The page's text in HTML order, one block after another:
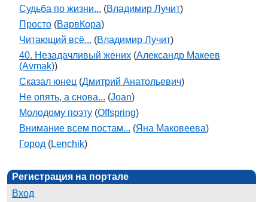
Судьба по жизни... (Владимир Лучит)
Просто (ВарвКора)
Читающий всё... (Владимир Лучит)
40. Незадачливый жених (Александр Макеев
(Avmak))
Сказал юнец (Дмитрий Анатольевич)
Не опять, а снова... (Joan)
Молодому поэту (Offspring)
Внимание всем постам... (Яна Маковеева)
Город (Lenchik)
Регистрация на портале
Вход